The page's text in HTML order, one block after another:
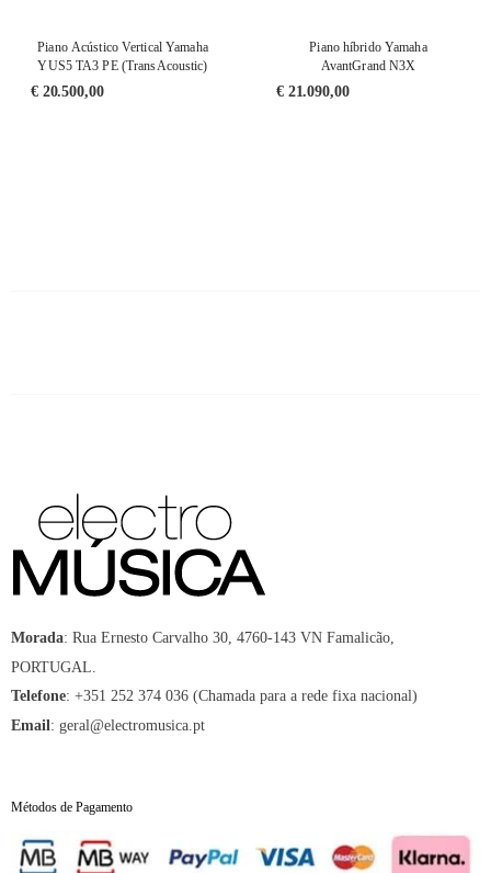
Piano Acústico Vertical Yamaha
YUS5 TA3 PE (TransAcoustic)
€20.500,00
Piano híbrido Yamaha
AvantGrand N3X
€21.090,00
Morada: Rua Ernesto Carvalho 30, 4760-143 VN Famalicão,
PORTUGAL.
Telefone: +351 252 374 036 (Chamada para a rede fixa nacional)
Email : geral@electromusica.pt
Métodos de Pagamento